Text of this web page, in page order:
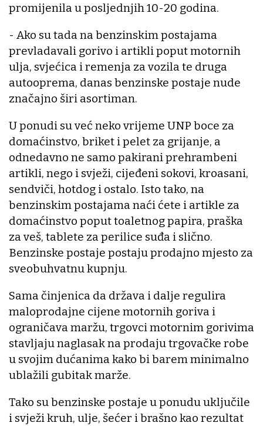
promijenila u posljednjih 10-20 godina.
- Ako su tada na benzinskim postajama
prevladavali gorivo i artikli poput motornih
ulja, svjećica i remenja za vozila te druga
autooprema, danas benzinske postaje nude
značajno širi asortiman.
U ponudi su već neko vrijeme UNP boce za
domaćinstvo, briket i pelet za grijanje, a
odnedavno ne samo pakirani prehrambeni
artikli, nego i svježi, cijeđeni sokovi, kroasani,
sendviči, hotdog i ostalo. Isto tako, na
benzinskim postajama naći ćete i artikle za
domaćinstvo poput toaletnog papira, praška
za veš, tablete za perilice suđa i slično.
Benzinske postaje postaju prodajno mjesto za
sveobuhvatnu kupnju.
Sama činjenica da država i dalje regulira
maloprodajne cijene motornih goriva i
ograničava maržu, trgovci motornim gorivima
stavljaju naglasak na prodaju trgovačke robe
u svojim dućanima kako bi barem minimalno
ublažili gubitak marže.
Tako su benzinske postaje u ponudu uključile
i svježi kruh, ulje, šećer i brašno kao rezultat